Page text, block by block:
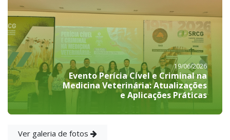
19/06/2026
Evento Perícia Cível e Criminal na
Medicina Veterinária: Atualizações
e Aplicações Práticas
Ver galeria de fotos